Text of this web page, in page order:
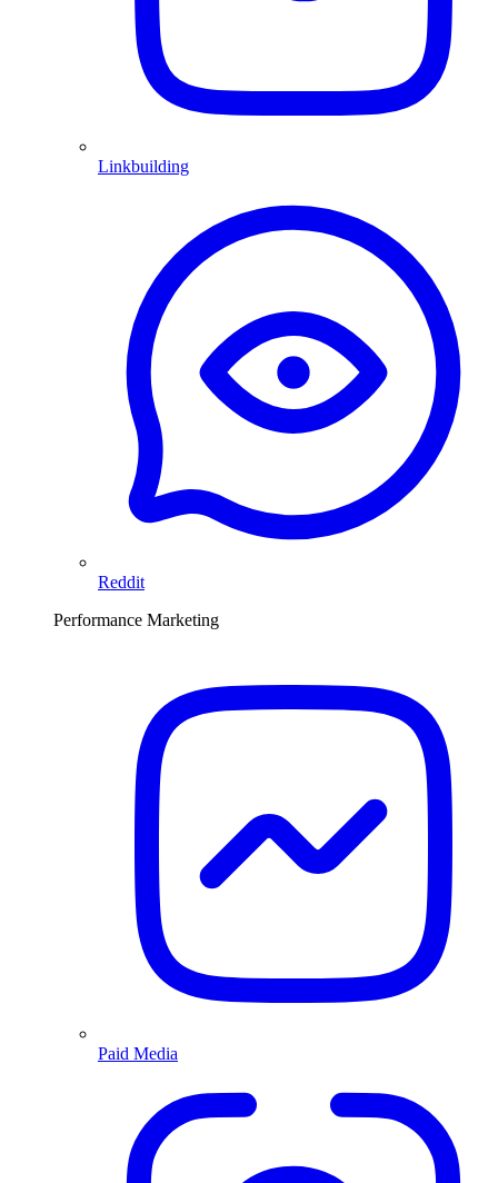
Linkbuilding
Reddit
Performance Marketing
Paid Media